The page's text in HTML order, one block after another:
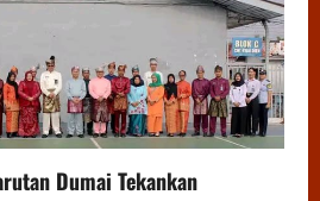
Dumai Tekankan